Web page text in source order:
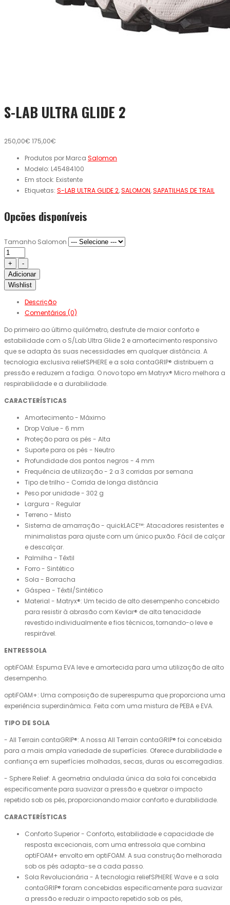
S-LAB ULTRA GLIDE 2
250,00€ 175,00€
Produtos por Marca Salomon
Modelo: L45484100
Em stock: Existente
Etiquetas: S-LAB ULTRA GLIDE 2,SALOMON,SAPATILHAS DE TRAIL
Opcões disponíveis
Tamanho Salomon
Adicionar
Wishlist
Descrição
Comentários (0)
Do primeiro ao último quilómetro, desfrute de maior conforto e
estabilidade com o S/Lab Ultra Glide 2 e amortecimento responsivo
que se adapta às suas necessidades em qualquer distância. A
tecnologia exclusiva reliefSPHERE e a sola contaGRIP® distribuem a
pressão e reduzem a fadiga. O novo topo em Matryx® Micro melhora a
respirabilidade e a durabilidade.
CARACTERÍSTICAS
Amortecimento - Máximo
Drop Value - 6 mm
Proteção para os pés - Alta
Suporte para os pés - Neutro
Profundidade dos pontos negros - 4 mm
Frequência de utilização - 2 a 3 corridas por semana
Tipo de trilho - Corrida de longa distância
Peso por unidade - 302 g
Largura - Regular
Terreno - Misto
Sistema de amarração - quickLACE™: Atacadores resistentes e
minimalistas para ajuste com um único puxão. Fácil de calçar
e descalçar.
Palmilha - Têxtil
Forro - Sintético
Sola - Borracha
Gáspea - Têxtil/Sintético
Material - Matryx®: Um tecido de alto desempenho concebido
para resistir à abrasão com Kevlar® de alta tenacidade
revestido individualmente e fios técnicos, tornando-o leve e
respirável.
ENTRESSOLA
optiFOAM: Espuma EVA leve e amortecida para uma utilização de alto
desempenho.
optiFOAM+: Uma composição de superespuma que proporciona uma
experiência superdinâmica. Feita com uma mistura de PEBA e EVA.
TIPO DE SOLA
- All Terrain contaGRIP®: A nossa All Terrain contaGRIP® foi concebida
para a mais ampla variedade de superfícies. Oferece durabilidade e
confiança em superfícies molhadas, secas, duras ou escorregadias.
- Sphere Relief: A geometria ondulada única da sola foi concebida
especificamente para suavizar a pressão e quebrar o impacto
repetido sob os pés, proporcionando maior conforto e durabilidade.
CARACTERÍSTICAS
Conforto Superior - Conforto, estabilidade e capacidade de
resposta excecionais, com uma entressola que combina
optiFOAM+ envolto em optiFOAM. A sua construção melhorada
sob os pés adapta-se a cada passo.
Sola Revolucionária - A tecnologia reliefSPHERE Wave e a sola
contaGRIP® foram concebidas especificamente para suavizar
a pressão e reduzir o impacto repetido sob os pés,